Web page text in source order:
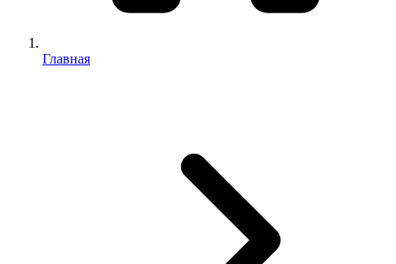
Главная